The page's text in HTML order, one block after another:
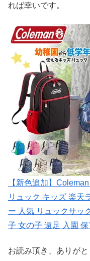
れば幸いです。
【新色追加】
リュック キッズ 楽天
ー 人気 リュックサッ
子 女の子 遠足 入園
お読み頂き、ありがと